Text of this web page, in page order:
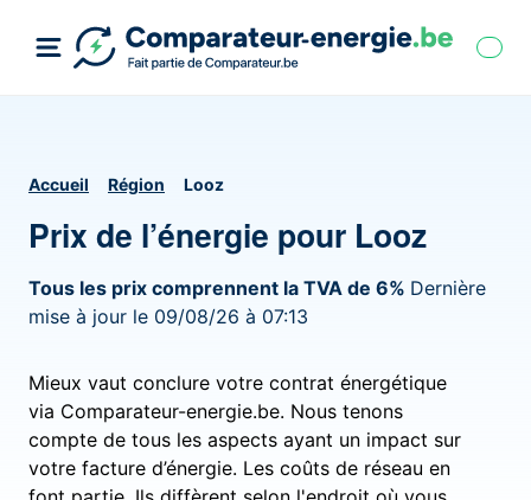
Accueil Région Looz
Prix de l’énergie pour Looz
Tous les prix comprennent la TVA de 6% Dernière
mise à jour le 09/08/26 à 07:13
Mieux vaut conclure votre contrat énergétique
via Comparateur-energie.be. Nous tenons
compte de tous les aspects ayant un impact sur
votre facture d’énergie. Les coûts de réseau en